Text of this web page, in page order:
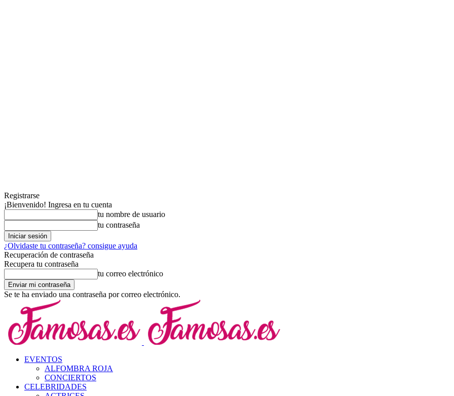
Registrarse
¡Bienvenido! Ingresa en tu cuenta
tu nombre de usuario
tu contraseña
¿Olvidaste tu contraseña? consigue ayuda
Recuperación de contraseña
Recupera tu contraseña
tu correo electrónico
Se te ha enviado una contraseña por correo electrónico.
EVENTOS
ALFOMBRA ROJA
CONCIERTOS
CELEBRIDADES